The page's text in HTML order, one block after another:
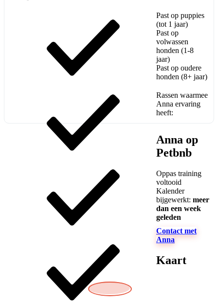
Past op puppies
(tot 1 jaar)
Past op
volwassen
honden (1-8
jaar)
Past op oudere
honden (8+ jaar)
Rassen waarmee
Anna ervaring
heeft:
Anna op
Petbnb
Oppas training
voltooid
Kalender
bijgewerkt: meer
dan een week
geleden
Contact met
Anna
Kaart